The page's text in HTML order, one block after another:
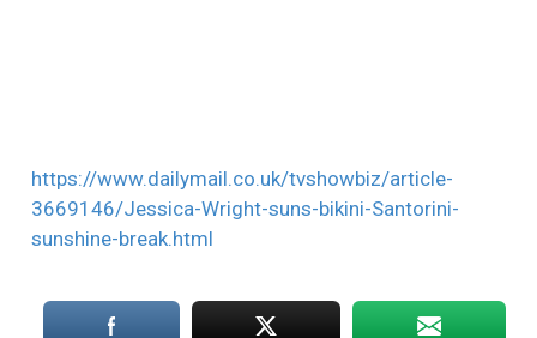
https://www.dailymail.co.uk/tvshowbiz/article-
3669146/Jessica-Wright-suns-bikini-Santorini-
sunshine-break.html